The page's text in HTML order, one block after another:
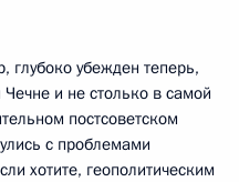
глубоко убежден теперь,
и не столько в самой
постсоветском
с проблемами
хотите, геополитическим